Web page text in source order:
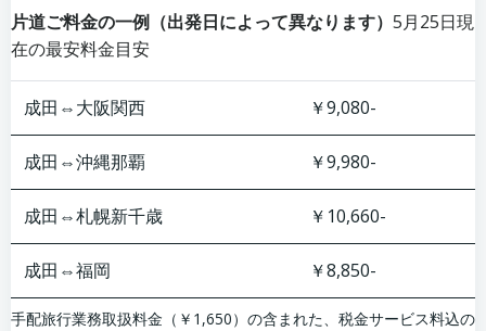
片道ご料金の一例（出発日によって異なります） 5月25日現
在の最安料金目安
成田⇔大阪関西 ￥9,080-
成田⇔沖縄那覇 ￥9,980-
成田⇔札幌新千歳 ￥10,660-
成田⇔福岡 ￥8,850-
手配旅行業務取扱料金（￥1,650）の含まれた、税金サービス料込の